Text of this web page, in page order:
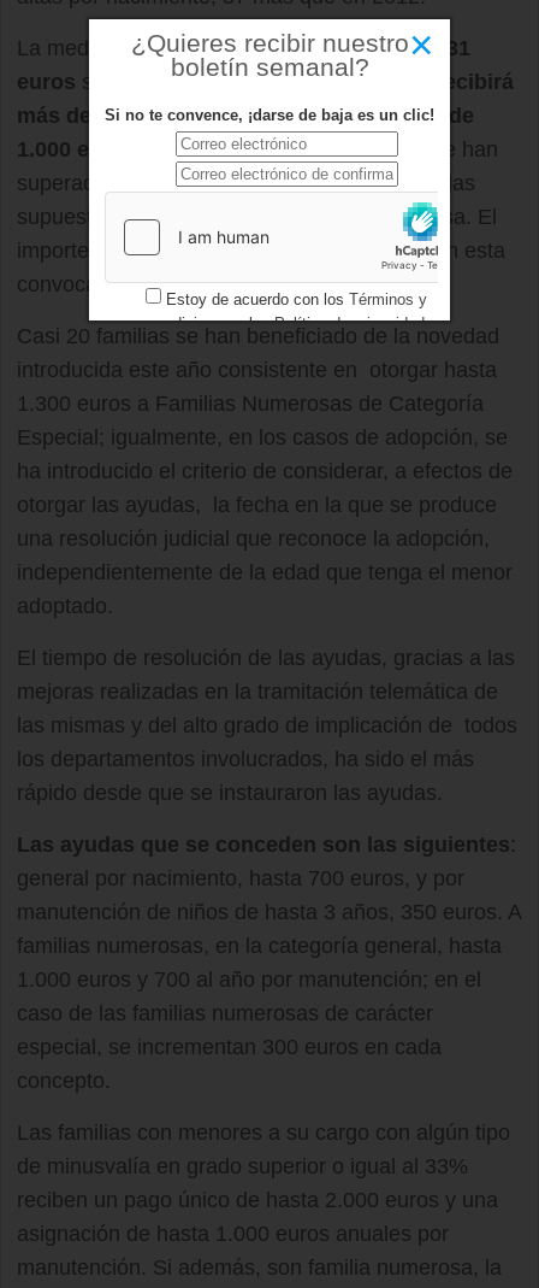
La media concedida por familia ha sido de631
euros si bien más del21% de las familias recibirá
más de 900 euros y el 17% percibirá más de
1.000 euros.
En concreto, hay 9 familias que han
superado los 3.000 euros, por concurrir en ellas
supuestos de discapacidad y familia numerosa. El
importe más elevado concedido por familia en esta
convocatoria asciende a 3.866 euros.
Casi 20 familias se han beneficiado de la novedad
introducida este año consistente en otorgar hasta
1.300 euros a Familias Numerosas de Categoría
Especial; igualmente, en los casos de adopción, se
ha introducido el criterio de considerar, a efectos de
otorgar las ayudas, la fecha en la que se produce
una resolución judicial que reconoce la adopción,
independientemente de la edad que tenga el menor
adoptado.
El tiempo de resolución de las ayudas, gracias a las
mejoras realizadas en la tramitación telemática de
las mismas y del alto grado de implicación de todos
los departamentos involucrados, ha sido el más
rápido desde que se instauraron las ayudas.
Las ayudas que se conceden son las siguientes:
general por nacimiento, hasta 700 euros, y por
manutención de niños de hasta 3 años, 350 euros. A
familias numerosas, en la categoría general, hasta
1.000 euros y 700 al año por manutención; en el
caso de las familias numerosas de carácter
especial, se incrementan 300 euros en cada
concepto.
Las familias con menores a su cargo con algún tipo
de minusvalía en grado superior o igual al 33%
reciben un pago único de hasta 2.000 euros y una
asignación de hasta 1.000 euros anuales por
manutención. Si además, son familia numerosa, la
×
¿Quieres recibir nuestro
boletín semanal?
Si no te convence, ¡darse de baja es un clic!
Estoy de acuerdo con los Términos y
condicionesy losPolítica de privacidad